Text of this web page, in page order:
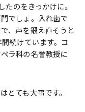
のをきっかけに。
でしょ。入れ歯で
、声を鍛え直そうと
続けています。コ
ラ科の名誉教授に
とても大事です。